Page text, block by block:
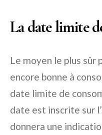
La date limite
Le moyen le plus sûr
encore bonne à
date limite de
date est inscrite sur
donnera une